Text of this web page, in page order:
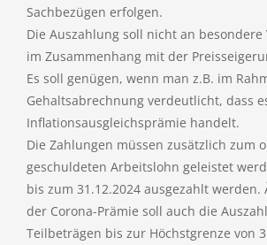
Sachbezügen erfolgen.
Die Auszahlung soll nicht an besondere
im Zusammenhang mit der
Es soll genügen, wenn man z.B. im
Gehaltsabrechnung verdeutlicht, dass
Inflationsausgleichsprämie handelt.
Die Zahlungen müssen zusätzlich zum
geschuldeten Arbeitslohn geleistet
bis zum 31.12.2024 ausgezahlt
der Corona-Prämie soll auch die
Teilbeträgen bis zur Höchstgrenze von